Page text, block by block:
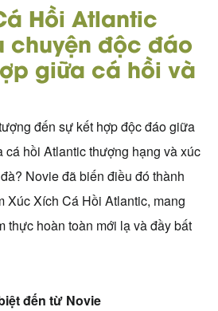
Hồi Atlantic
chuyện độc đáo
giữa cá hồi và
đến sự kết hợp độc đáo giữa
cá hồi Atlantic thượng hạng và xúc
Novie đã biến điều đó thành
Xúc Xích Cá Hồi Atlantic, mang
thực hoàn toàn mới lạ và đầy bất
đến từ Novie